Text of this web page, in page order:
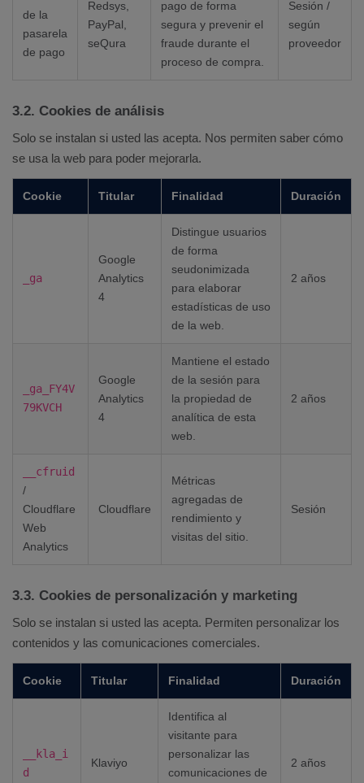
de la
pasarela
de pago
Redsys,
PayPal,
seQura
pago de forma
segura y prevenir el
fraude durante el
proceso de compra.
Sesión /
según
proveedor
3.2. Cookies de análisis
Solo se instalan si usted las acepta. Nos permiten saber cómo
se usa la web para poder mejorarla.
Cookie Titular Finalidad Duración
_ga
Google
Analytics
4
Distingue usuarios
de forma
seudonimizada
para elaborar
estadísticas de uso
de la web.
2 años
_ga_FY4V
79KVCH
Google
Analytics
4
Mantiene el estado
de la sesión para
la propiedad de
analítica de esta
web.
2 años
__cfruid
/
Cloudflare
Web
Analytics
Cloudflare
Métricas
agregadas de
rendimiento y
visitas del sitio.
Sesión
3.3. Cookies de personalización y marketing
Solo se instalan si usted las acepta. Permiten personalizar los
contenidos y las comunicaciones comerciales.
Cookie Titular Finalidad Duración
__kla_i
d
Klaviyo
Identifica al
visitante para
personalizar las
comunicaciones de
2 años